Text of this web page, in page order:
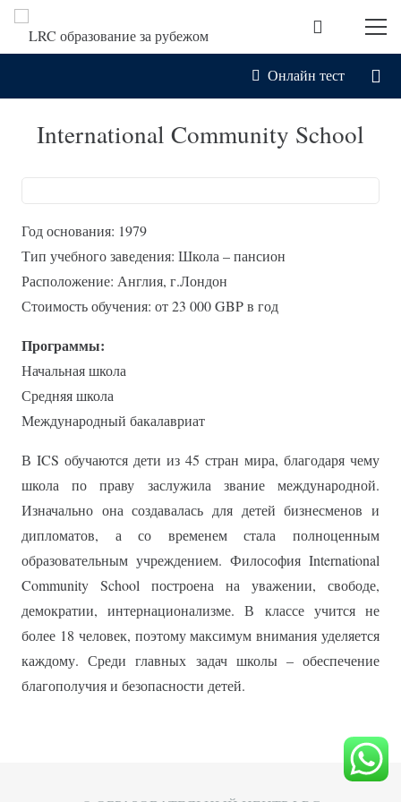
Онлайн тест
International Community School
Год основания: 1979
Тип учебного заведения: Школа – пансион
Расположение: Англия, г.Лондон
Стоимость обучения: от 23 000 GBP в год
Программы:
Начальная школа
Средняя школа
Международный бакалавриат
В ICS обучаются дети из 45 стран мира, благодаря чему
школа по праву заслужила звание международной.
Изначально она создавалась для детей бизнесменов и
дипломатов, а со временем стала полноценным
образовательным учреждением. Философия International
Community School построена на уважении, свободе,
демократии, интернационализме. В классе учится не
более 18 человек, поэтому максимум внимания уделяется
каждому. Среди главных задач школы – обеспечение
благополучия и безопасности детей.